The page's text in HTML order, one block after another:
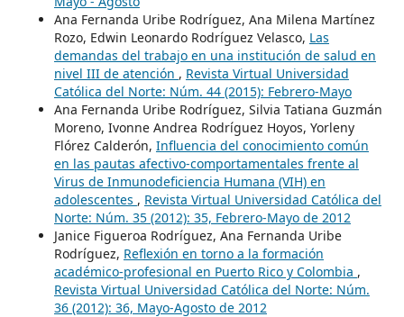
Ana Fernanda Uribe Rodríguez, Ana Milena Martínez
Rozo, Edwin Leonardo Rodríguez Velasco, Las
demandas del trabajo en una institución de salud en
nivel III de atención , Revista Virtual Universidad
Católica del Norte: Núm. 44 (2015): Febrero-Mayo
Ana Fernanda Uribe Rodríguez, Silvia Tatiana Guzmán
Moreno, Ivonne Andrea Rodríguez Hoyos, Yorleny
Flórez Calderón, Influencia del conocimiento común
en las pautas afectivo-comportamentales frente al
Virus de Inmunodeficiencia Humana (VIH) en
adolescentes , Revista Virtual Universidad Católica del
Norte: Núm. 35 (2012): 35, Febrero-Mayo de 2012
Janice Figueroa Rodríguez, Ana Fernanda Uribe
Rodríguez, Reflexión en torno a la formación
académico-profesional en Puerto Rico y Colombia ,
Revista Virtual Universidad Católica del Norte: Núm.
36 (2012): 36, Mayo-Agosto de 2012